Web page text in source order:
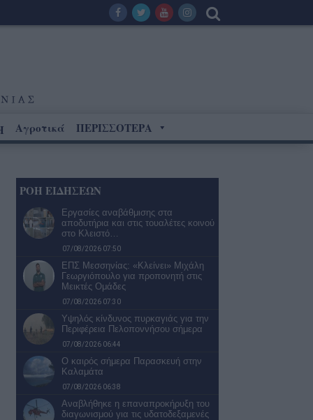
Αγροτικά ΠΕΡΙΣΣΟΤΕΡΑ
ΡΟΗ ΕΙΔΗΣΕΩΝ
Εργασίες αναβάθμισης στα
αποδυτήρια και στις τουαλέτες κοινού
στο Κλειστό…
07/08/2026 07:50
ΕΠΣ Μεσσηνίας: «Κλείνει» Μιχάλη
Γεωργιόπουλο για προπονητή στις
Μεικτές Ομάδες
07/08/2026 07:30
Υψηλός κίνδυνος πυρκαγιάς για την
Περιφέρεια Πελοποννήσου σήμερα
07/08/2026 06:44
Ο καιρός σήμερα Παρασκευή στην
Καλαμάτα
07/08/2026 06:38
Αναβλήθηκε η επαναπροκήρυξη του
διαγωνισμού για τις υδατοδεξαμενές